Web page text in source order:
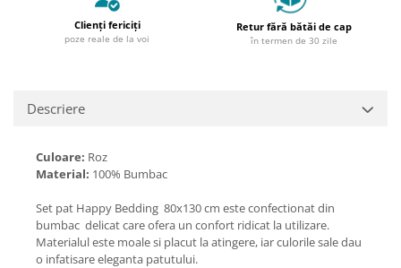
Clienți fericiți
poze reale de la voi
Retur fără bătăi de cap
în termen de 30 zile
Descriere
Culoare: Roz
Material: 100% Bumbac
Set pat Happy Bedding 80x130 cm este confectionat din
bumbac delicat care ofera un confort ridicat la utilizare.
Materialul este moale si placut la atingere, iar culorile sale dau
o infatisare eleganta patutului.